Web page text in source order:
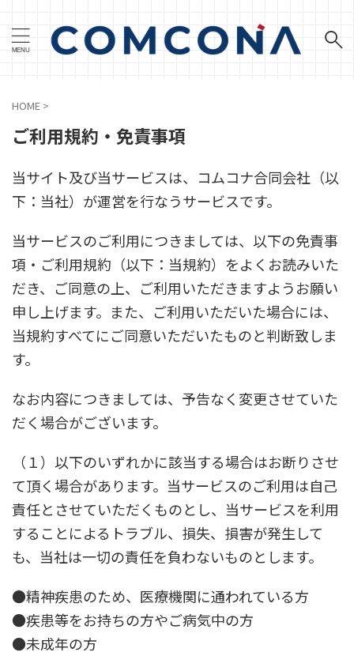
HOME >
ご利用規約・免責事項
当サイト及び当サービスは、コムコナ合同会社（以
下：当社）が運営を行なうサービスです。
当サービスのご利用につきましては、以下の免責事
項・ご利用規約（以下：当規約）をよくお読みいた
だき、ご同意の上、ご利用いただきますようお願い
申し上げます。また、ご利用いただいた場合には、
当規約すべてにご同意いただいたものと判断致しま
す。
なお内容につきましては、予告なく変更させていた
だく場合がございます。
（１）以下のいずれかに該当する場合はお断りさせ
て頂く場合があります。当サービスのご利用は自己
責任とさせていただくものとし、当サービスを利用
することによるトラブル、損失、損害が発生して
も、当社は一切の責任を負わないものとします。
●精神疾患のため、医療機関に通われている方
●疾患等をお持ちの方やご病気中の方
●未成年の方